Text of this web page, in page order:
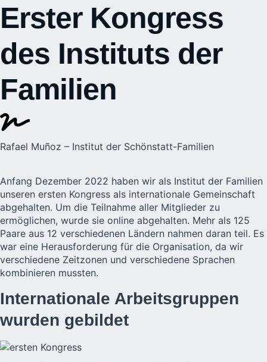
Erster Kongress
des Instituts der
Familien
Rafael Muñoz – Institut der Schönstatt-Familien
Anfang Dezember 2022 haben wir als Institut der Familien
unseren ersten Kongress als internationale Gemeinschaft
abgehalten. Um die Teilnahme aller Mitglieder zu
ermöglichen, wurde sie online abgehalten. Mehr als 125
Paare aus 12 verschiedenen Ländern nahmen daran teil. Es
war eine Herausforderung für die Organisation, da wir
verschiedene Zeitzonen und verschiedene Sprachen
kombinieren mussten.
Internationale Arbeitsgruppen
wurden gebildet